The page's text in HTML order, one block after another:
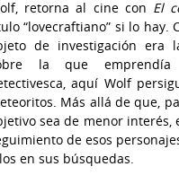
retorna al cine con El
“lovecraftiano” si lo hay.
de investigación era
la que
aquí Wolf
Más allá de que,
sea de menor
de esos
en sus búsquedas.